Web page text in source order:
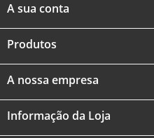
A sua conta
Produtos
A nossa empresa
Informação da Loja